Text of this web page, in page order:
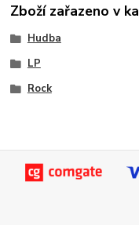
Zboží zařazeno v
Hudba
LP
Rock